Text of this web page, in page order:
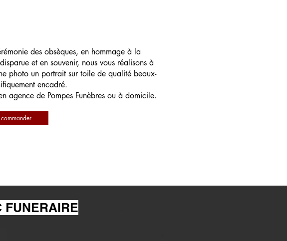
des obsèques, en hommage à la
et en souvenir, nous vous réalisons à
photo un portrait sur toile de qualité beaux-
encadré.
agence de Pompes Funèbres ou à domicile.
FUNERAIRE